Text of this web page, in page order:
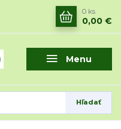
Menu
Hľadať
0 ks
0,00 €